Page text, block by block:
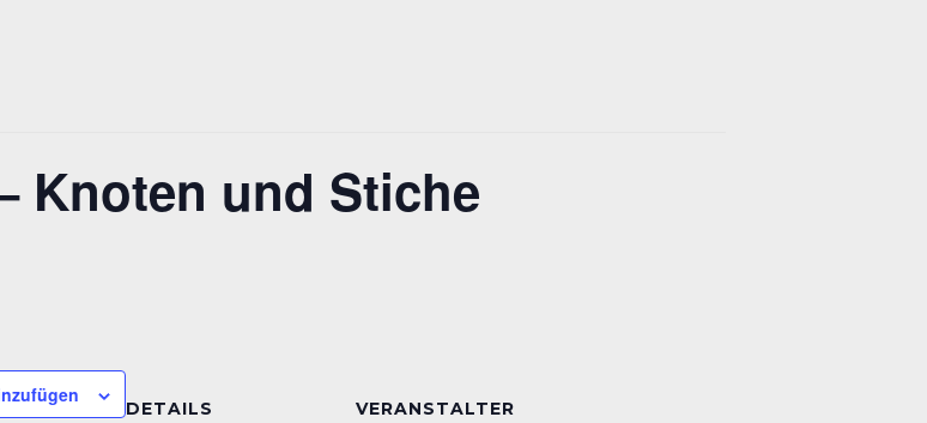
Knoten und Stiche
DETAILS VERANSTALTER